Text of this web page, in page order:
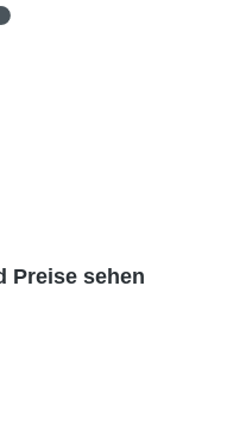
Preise sehen